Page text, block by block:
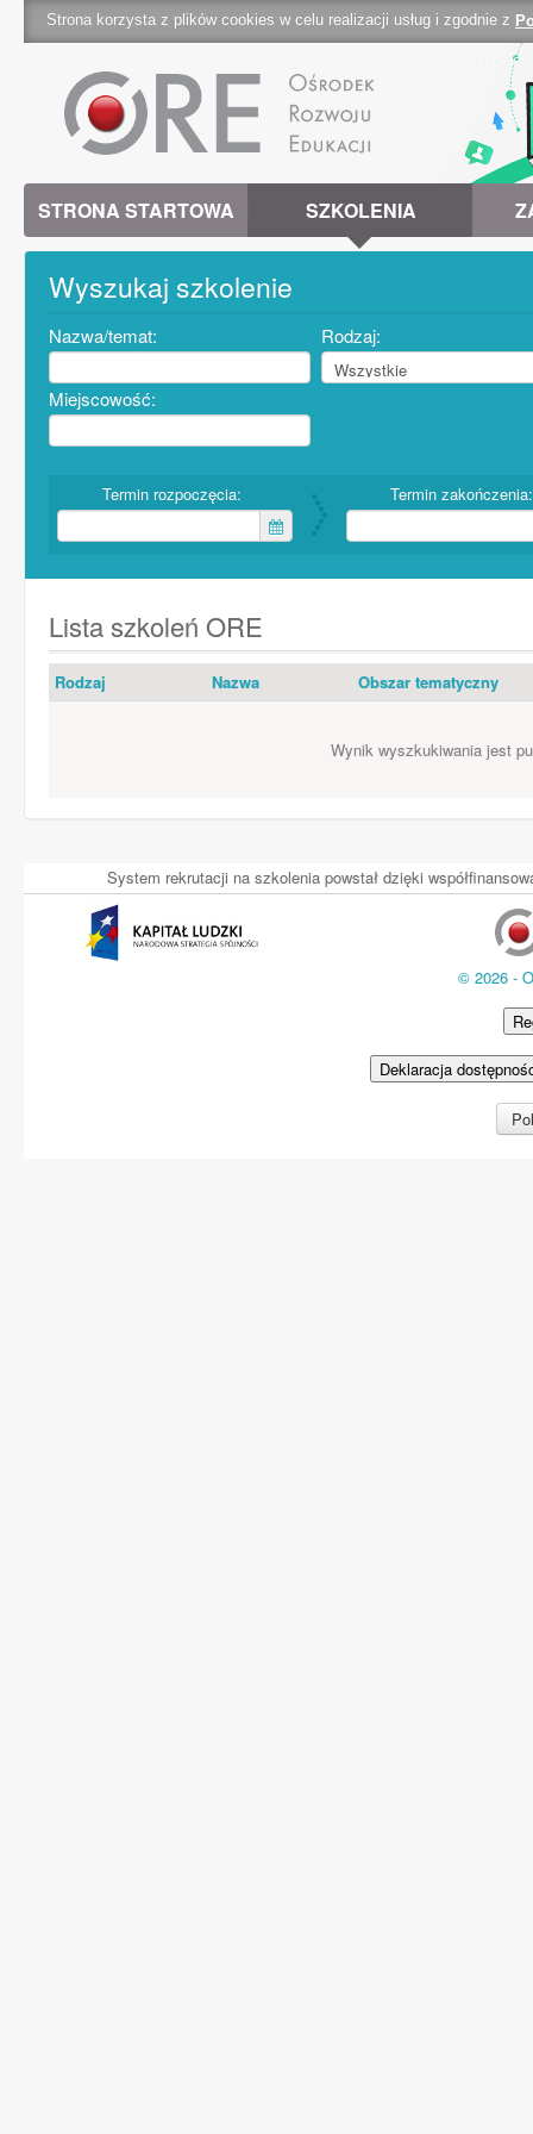
Strona korzysta z plików cookies w celu realizacji usług i zgodnie z
STRONA STARTOWA SZKOLENIA
Wyszukaj szkolenie
Nazwa/temat: Rodzaj:
Miejscowość:
Termin rozpoczęcia: Termin zakończenia:
Lista szkoleń ORE
Rodzaj Nazwa Obszar tematyczny
Wynik wyszkukiwania jest
System rekrutacji na szkolenia powstał dzięki
© 2026 -
Deklaracja